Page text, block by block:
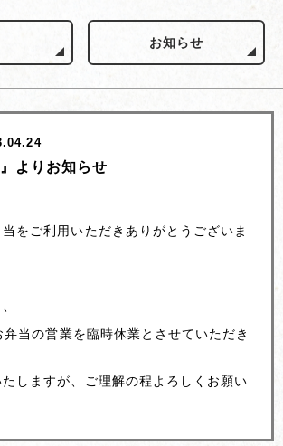
お知らせ
よりお知らせ
をご利用いただきありがとうございま
当の営業を臨時休業とさせていただき
しますが、ご理解の程よろしくお願い